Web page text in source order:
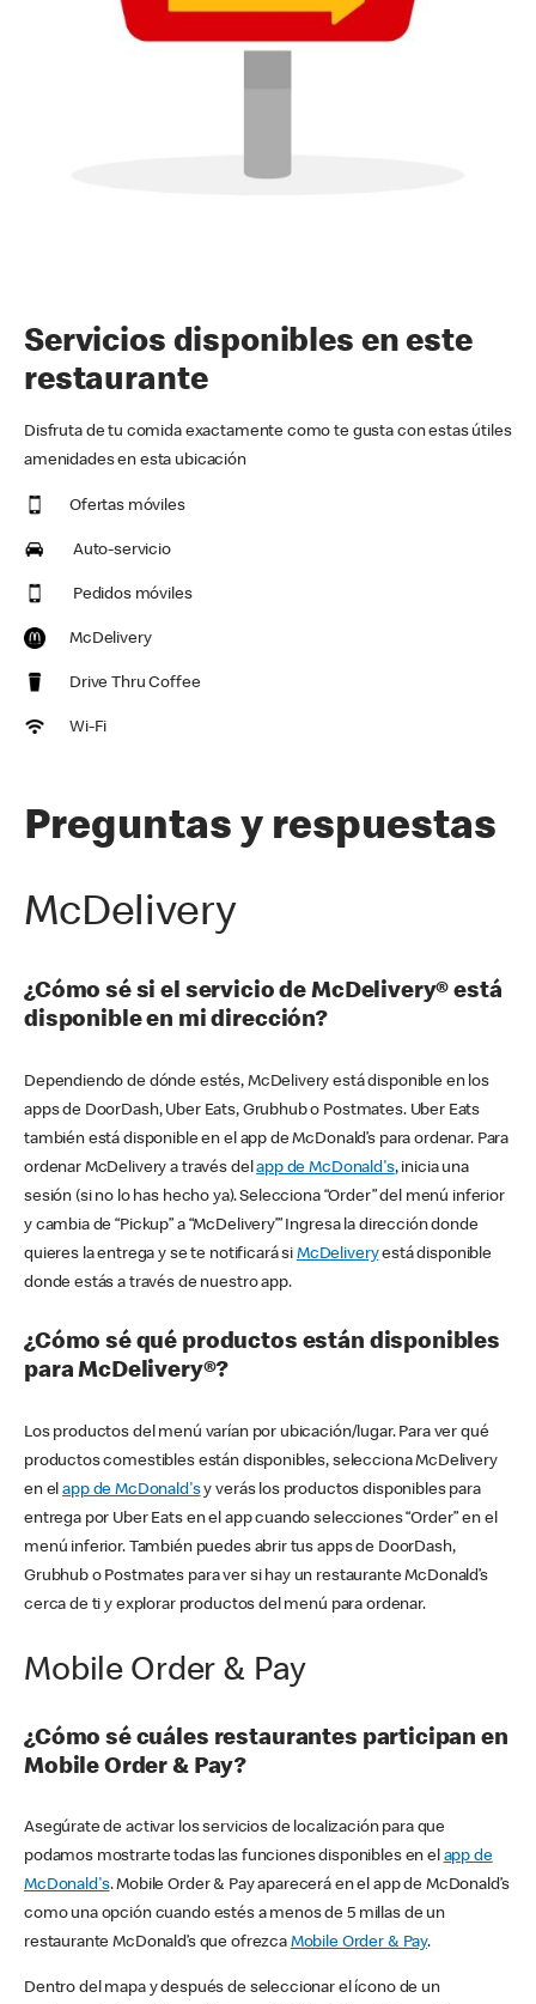
Servicios disponibles en este
restaurante
Disfruta de tu comida exactamente como te gusta con estas útiles
amenidades en esta ubicación
Ofertas móviles
Auto-servicio
Pedidos móviles
McDelivery
Drive Thru Coffee
Wi-Fi
Preguntas y respuestas
McDelivery
¿Cómo sé si el servicio de McDelivery® está
disponible en mi dirección?
Dependiendo de dónde estés, McDelivery está disponible en los
apps de DoorDash, Uber Eats, Grubhub o Postmates. Uber Eats
también está disponible en el app de McDonald’s para ordenar. Para
ordenar McDelivery a través delapp de McDonald's, inicia una
sesión (si no lo has hecho ya). Selecciona “Order” del menú inferior
y cambia de “Pickup” a “McDelivery’” Ingresa la dirección donde
quieres la entrega y se te notificará si McDeliveryestá disponible
donde estás a través de nuestro app.
¿Cómo sé qué productos están disponibles
para McDelivery®?
Los productos del menú varían por ubicación/lugar. Para ver qué
productos comestibles están disponibles, selecciona McDelivery
en elapp de McDonald'sy verás los productos disponibles para
entrega por Uber Eats en el app cuando selecciones “Order” en el
menú inferior. También puedes abrir tus apps de DoorDash,
Grubhub o Postmates para ver si hay un restaurante McDonald’s
cerca de ti y explorar productos del menú para ordenar.
Mobile Order & Pay
¿Cómo sé cuáles restaurantes participan en
Mobile Order & Pay?
Asegúrate de activar los servicios de localización para que
podamos mostrarte todas las funciones disponibles en el app de
McDonald's. Mobile Order & Pay aparecerá en el app de McDonald’s
como una opción cuando estés a menos de 5 millas de un
restaurante McDonald’s que ofrezca Mobile Order & Pay.
Dentro del mapa y después de seleccionar el ícono de un